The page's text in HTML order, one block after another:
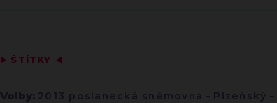
▶ ŠTÍTKY ◀
Volby: 2013 poslanecká sněmovna - Plzeňský -